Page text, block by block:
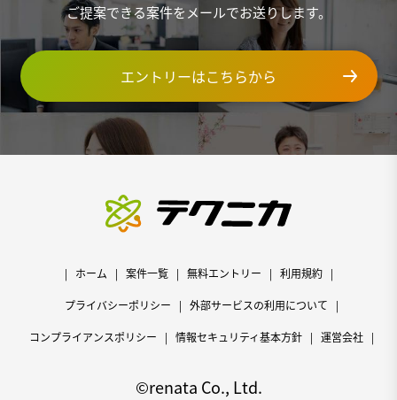
ご提案できる案件をメールでお送りします。
エントリーはこちらから
ホーム 案件一覧 無料エントリー 利用規約
プライバシーポリシー 外部サービスの利用について
コンプライアンスポリシー 情報セキュリティ基本方針 運営会社
©renata Co., Ltd.